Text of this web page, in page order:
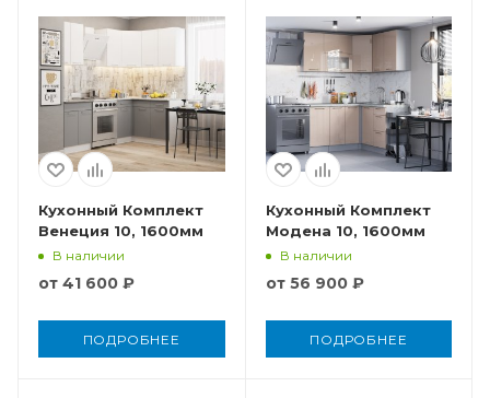
Кухонный Комплект
Венеция 10, 1600мм
В наличии
от 41 600 ₽
ПОДРОБНЕЕ
Кухонный Комплект
Модена 10, 1600мм
В наличии
от 56 900 ₽
ПОДРОБНЕЕ